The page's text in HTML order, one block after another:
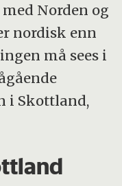
Norden og
nordisk enn
må sees i
i Skottland,